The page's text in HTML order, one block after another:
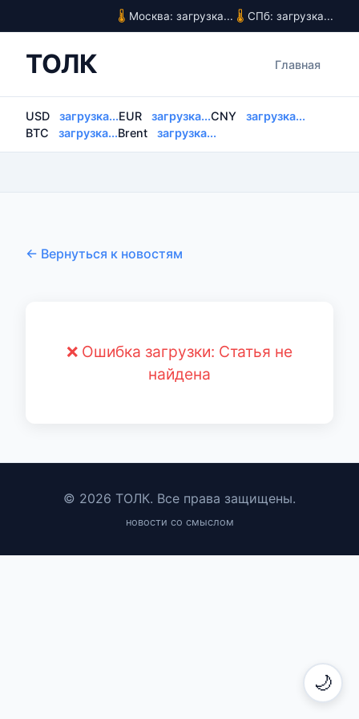
🌙
Москва: загрузка... СПб: загрузка...
ТОЛК Главная
USD загрузка...EUR загрузка...CNY
загрузка...
BTC
загрузка...Brent загрузка...
← Вернуться к новостям
❌ Ошибка загрузки: Статья не
найдена
© 2026 ТОЛК. Все права защищены.
новости со смыслом